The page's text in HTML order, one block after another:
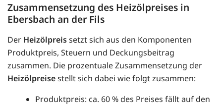
Zusammensetzung des Heizölpreises in
Ebersbach an der Fils
Der Heizölpreissetzt sich aus den Komponenten
Produktpreis, Steuern und Deckungsbeitrag
zusammen. Die prozentuale Zusammensetzung der
Heizölpreisestellt sich dabei wie folgt zusammen:
Produktpreis: ca. 60 % des Preises fällt auf den